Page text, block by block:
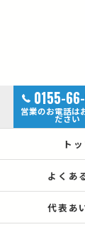
0155-
営業のお電話は
ださい
ト
よくあ
代表あ